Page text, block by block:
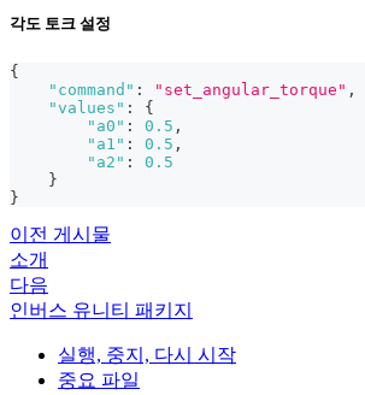
각도 토크 설정
{
"command" : "set_angular_torque" ,
"values" :
{
"a0" : 0.5 ,
"a1" : 0.5 ,
"a2" :
0.5
}
}
이전 게시물
소개
다음
인버스 유니티 패키지
실행, 중지, 다시 시작
중요 파일